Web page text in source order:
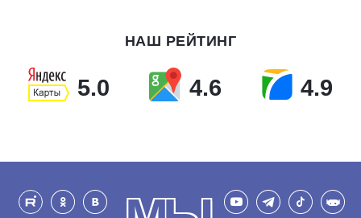
НАШ РЕЙТИНГ
5.0 4.6 4.9